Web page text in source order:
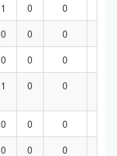
1 0 0
0 0 0
0 0 0
1 0 0
0 0 0
0 0 0